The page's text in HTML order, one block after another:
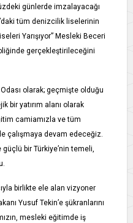
günlerde imzalayacağı
tüm denizcilik liselerinin
Yarışıyor” Mesleki Beceri
gerçekleştirileceğini
olarak; geçmişte olduğu
bir yatırım alanı olarak
camiamızla ve tüm
çalışmaya devam edeceğiz.
bir Türkiye’nin temeli,
birlikte ele alan vizyoner
Yusuf Tekin’e şükranlarını
mesleki eğitimde iş